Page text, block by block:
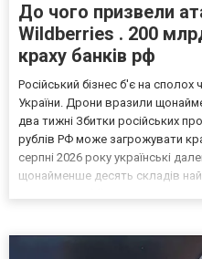
До чого призвели
Wildberries . 200
краху банків рф
Російський бізнес б'є на сполох
України. Дрони вразили
два тижні Збитки російських
рублів РФ може загрожувати
серпні 2026 року українські
щонайменше десять складів